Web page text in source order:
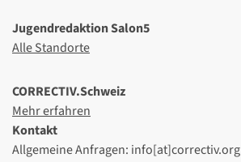
Jugendredaktion Salon5
Alle Standorte
CORRECTIV.Schweiz
Mehr erfahren
Kontakt
Allgemeine Anfragen: info[at]correctiv.org